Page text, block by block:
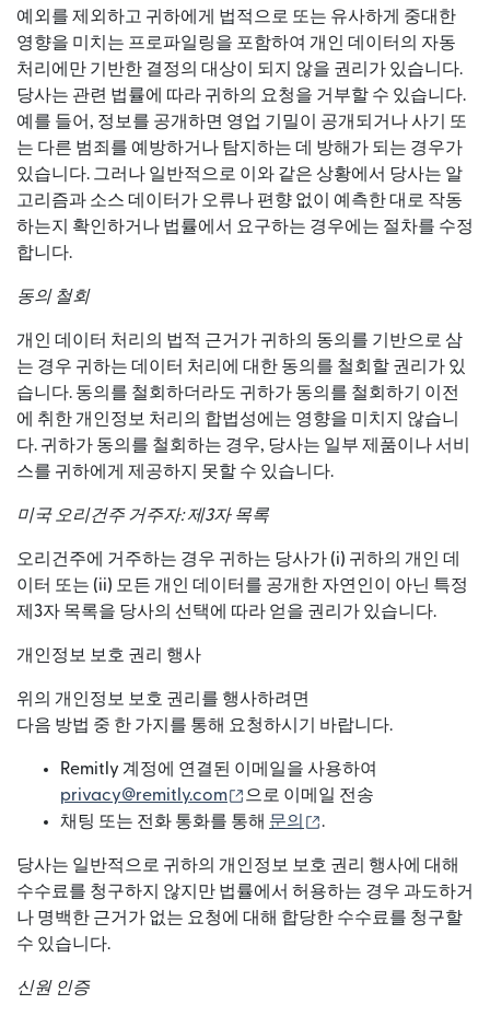
예외를 제외하고 귀하에게 법적으로 또는 유사하게 중대한
영향을 미치는 프로파일링을 포함하여 개인 데이터의 자동
처리에만 기반한 결정의 대상이 되지 않을 권리가 있습니다.
당사는 관련 법률에 따라 귀하의 요청을 거부할 수 있습니다.
예를 들어, 정보를 공개하면 영업 기밀이 공개되거나 사기 또
는 다른 범죄를 예방하거나 탐지하는 데 방해가 되는 경우가
있습니다. 그러나 일반적으로 이와 같은 상황에서 당사는 알
고리즘과 소스 데이터가 오류나 편향 없이 예측한 대로 작동
하는지 확인하거나 법률에서 요구하는 경우에는 절차를 수정
합니다.
동의 철회
개인 데이터 처리의 법적 근거가 귀하의 동의를 기반으로 삼
는 경우 귀하는 데이터 처리에 대한 동의를 철회할 권리가 있
습니다. 동의를 철회하더라도 귀하가 동의를 철회하기 이전
에 취한 개인정보 처리의 합법성에는 영향을 미치지 않습니
다. 귀하가 동의를 철회하는 경우, 당사는 일부 제품이나 서비
스를 귀하에게 제공하지 못할 수 있습니다.
미국 오리건주 거주자: 제3자 목록
오리건주에 거주하는 경우 귀하는 당사가 (i) 귀하의 개인 데
이터 또는 (ii) 모든 개인 데이터를 공개한 자연인이 아닌 특정
제3자 목록을 당사의 선택에 따라 얻을 권리가 있습니다.
개인정보 보호 권리 행사
위의 개인정보 보호 권리를 행사하려면
다음 방법 중 한 가지를 통해 요청하시기 바랍니다.
Remitly 계정에 연결된 이메일을 사용하여
privacy@remitly.com
(새 창에서 열림)
으로 이메일 전송
채팅 또는 전화 통화를 통해 문의 .
당사는 일반적으로 귀하의 개인정보 보호 권리 행사에 대해
수수료를 청구하지 않지만 법률에서 허용하는 경우 과도하거
나 명백한 근거가 없는 요청에 대해 합당한 수수료를 청구할
수 있습니다.
신원 인증